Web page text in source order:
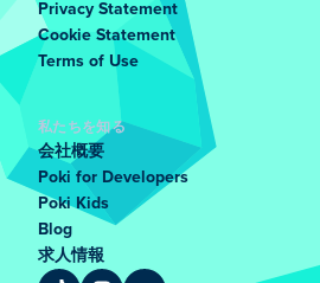
Privacy Statement
Cookie Statement
Terms of Use
私たちを知る
会社概要
Poki for Developers
Poki Kids
Blog
求人情報